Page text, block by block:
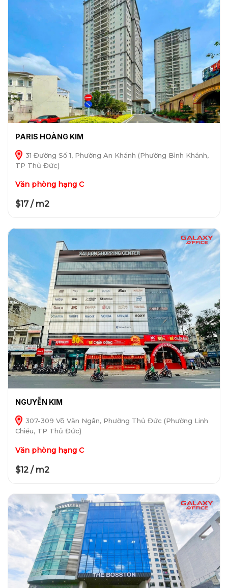
PARIS HOÀNG KIM
31 Đường Số 1, Phường An Khánh (Phường Bình Khánh,
TP Thủ Đức)
Văn phòng hạng C
$17 / m2
NGUYỄN KIM
307-309 Võ Văn Ngân, Phường Thủ Đức (Phường Linh
Chiểu, TP Thủ Đức)
Văn phòng hạng C
$12 / m2